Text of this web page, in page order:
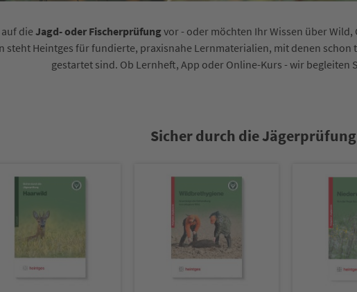
dieJagd- oder Fischerprüfung vor - oder möchten Ihr Wissen über
steht Heintges für fundierte, praxisnahe Lernmaterialien, mit denen
gestartet sind. Ob Lernheft, App oder Online-Kurs - wir begleiten
Sicher durch die